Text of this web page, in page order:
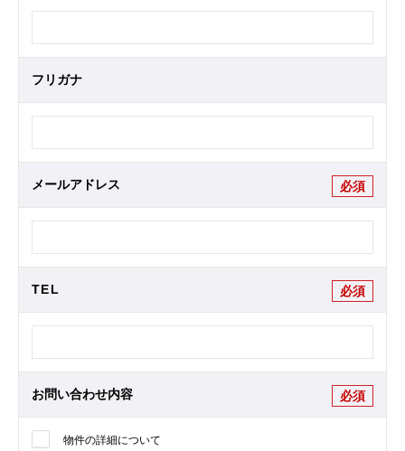
フリガナ
メールアドレス 必須
TEL 必須
お問い合わせ内容 必須
物件の詳細について